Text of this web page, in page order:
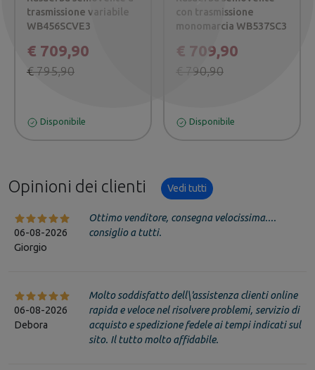
trasmissione variabile
WB456SCVE3
€ 709,90
€ 795,90
Disponibile
con trasmissione
monomarcia WB537SC3
€ 709,90
€ 790,90
Disponibile
Precedente Successivo
Opinioni dei clienti Vedi tutti
06-08-2026
Giorgio
Ottimo venditore, consegna velocissima....
consiglio a tutti.
06-08-2026
Debora
Molto soddisfatto dell\'assistenza clienti online
rapida e veloce nel risolvere problemi, servizio di
acquisto e spedizione fedele ai tempi indicati sul
sito. Il tutto molto affidabile.